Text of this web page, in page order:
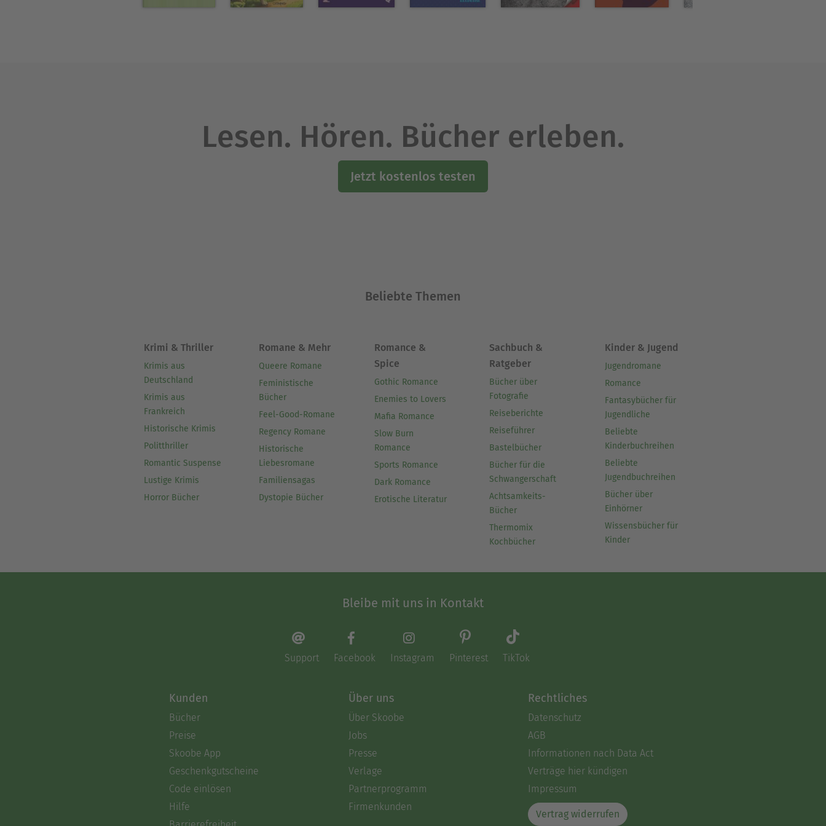
Lesen. Hören. Bücher erleben.
Jetzt kostenlos testen
Beliebte Themen
Krimi & Thriller
Krimis aus
Deutschland
Krimis aus
Frankreich
Historische Krimis
Politthriller
Romantic Suspense
Lustige Krimis
Horror Bücher
Romane & Mehr
Queere Romane
Feministische
Bücher
Feel-Good-Romane
Regency Romane
Historische
Liebesromane
Familiensagas
Dystopie Bücher
Romance &
Spice
Gothic Romance
Enemies to Lovers
Mafia Romance
Slow Burn
Romance
Sports Romance
Dark Romance
Erotische Literatur
Sachbuch &
Ratgeber
Bücher über
Fotografie
Reiseberichte
Reiseführer
Bastelbücher
Bücher für die
Schwangerschaft
Achtsamkeits-
Bücher
Thermomix
Kochbücher
Kinder & Jugend
Jugendromane
Romance
Fantasybücher für
Jugendliche
Beliebte
Kinderbuchreihen
Beliebte
Jugendbuchreihen
Bücher über
Einhörner
Wissensbücher für
Kinder
Bleibe mit uns in Kontakt
Support Facebook Instagram Pinterest TikTok
Kunden
Bücher
Preise
Skoobe App
Geschenkgutscheine
Code einlösen
Hilfe
Über uns
Über Skoobe
Jobs
Presse
Verlage
Partnerprogramm
Firmenkunden
Rechtliches
Datenschutz
AGB
Informationen nach Data Act
Verträge hier kündigen
Impressum
Vertrag widerrufen